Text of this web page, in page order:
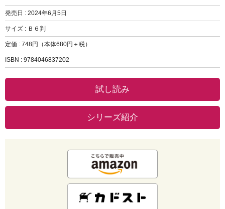
発売日 : 2024年6月5日
サイズ : Ｂ６判
定価 : 748円（本体680円＋税）
ISBN : 9784046837202
試し読み
シリーズ紹介